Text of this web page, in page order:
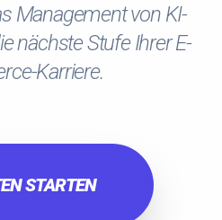
Management von KI-
nächste Stufe Ihrer E-
Karriere.
STARTEN